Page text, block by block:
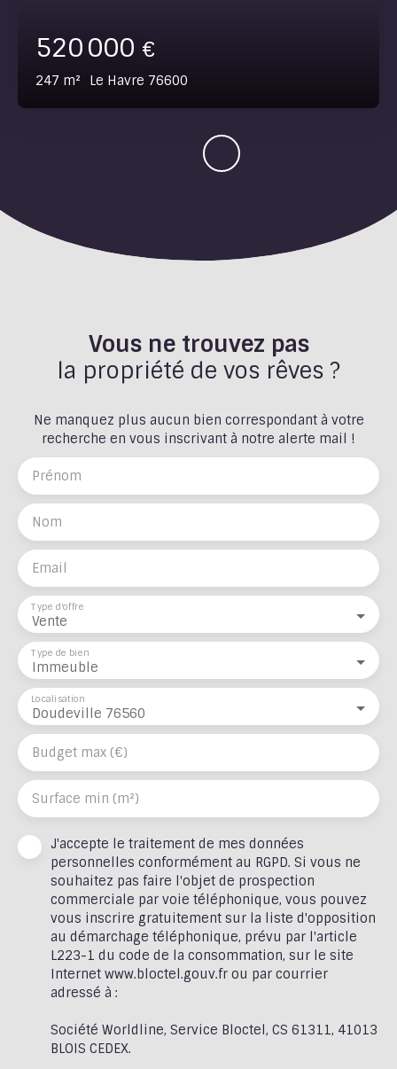
520 000 €
247 m² Le Havre 76600
Vous ne trouvez pas
la propriété de vos rêves ?
Ne manquez plus aucun bien correspondant à votre
recherche en vous inscrivant à notre alerte mail !
Prénom
Nom
Email
Vente
Type d'offre
Immeuble
Type de bien
Doudeville 76560
Localisation
Budget max (€)
Surface min (m²)
J'accepte le traitement de mes données
personnelles conformément au RGPD. Si vous ne
souhaitez pas faire l'objet de prospection
commerciale par voie téléphonique, vous pouvez
vous inscrire gratuitement sur la liste d'opposition
au démarchage téléphonique, prévu par l'article
L223-1 du code de la consommation, sur le site
Internet www.bloctel.gouv.fr ou par courrier
adressé à :
Société Worldline, Service Bloctel, CS 61311, 41013
BLOIS CEDEX.